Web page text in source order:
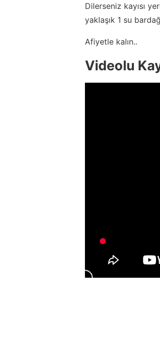
Dilerseniz kayısı
yaklaşık 1 su
Afiyetle kalın..
Videolu